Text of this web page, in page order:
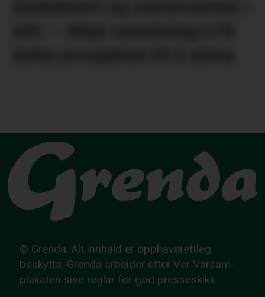
© Grenda. Alt innhald er opphavsrettleg
beskytta. Grenda arbeider etter Ver Varsam-
plakaten sine reglar for god presseskikk.